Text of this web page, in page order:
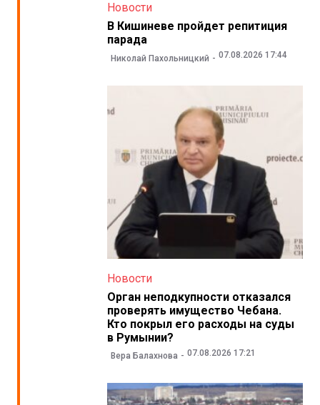
Новости
В Кишиневе пройдет репитиция
парада
Николай Пахольницкий 07.08.2026 17:44
Новости
Орган неподкупности отказался
проверять имущество Чебана.
Кто покрыл его расходы на суды
в Румынии?
Вера Балахнова 07.08.2026 17:21